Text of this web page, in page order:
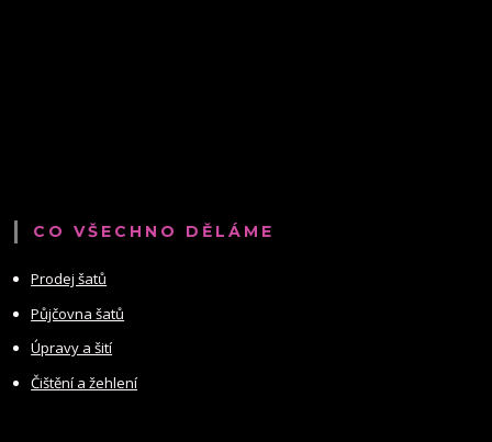
CO VŠECHNO DĚLÁME
Prodej šatů
Půjčovna šatů
Úpravy a šití
Čištění a žehlení